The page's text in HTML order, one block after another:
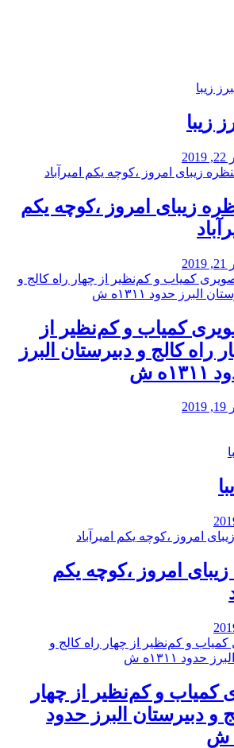
زیبا
زیبای امروز ،کوچه یکم
کمیاب و کم‌نظیر از
راه كالج و دبيرستان البرز
ش
امروز ،کوچه یکم
کمیاب و کم‌نظیر از چهار
و دبيرستان البرز حدود